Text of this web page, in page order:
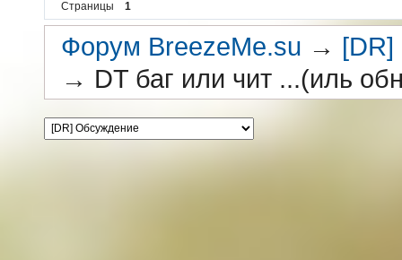
Страницы 1
Форум BreezeMe.su →
→ DT баг или чит ...(иль